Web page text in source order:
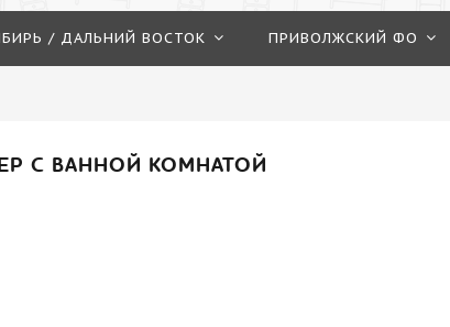
/ ДАЛЬНИЙ ВОСТОК ПРИВОЛЖСКИЙ ФО
С ВАННОЙ КОМНАТОЙ